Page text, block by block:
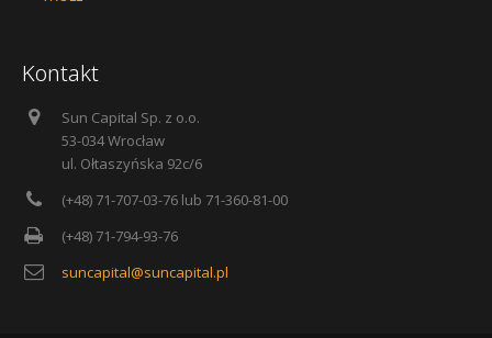
Kontakt
Sun Capital Sp. z o.o.
53-034 Wrocław
ul. Ołtaszyńska 92c/6
(+48) 71-707-03-76 lub 71-360-81-00
(+48) 71-794-93-76
suncapital@suncapital.pl